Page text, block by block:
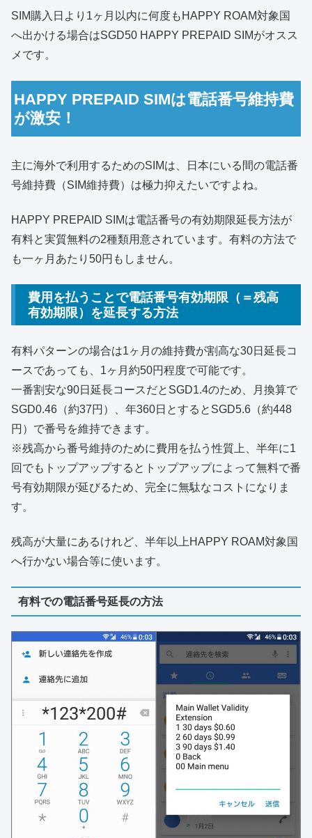
SIM購入日より1ヶ月以内に何度もHAPPY ROAM対象国
へ出かける場合はSGD50 HAPPY PREPAID SIMがオスス
メです。
HAPPY PREPAID SIMは電話番号維持費
が激安！
主に海外で利用するためのSIMは、日本にいる間の電話番
号維持費（SIM維持費）は極力抑えたいですよね。
HAPPY PREPAID SIMは電話番号の有効期限延長方法が
有料と実質無料の2種類用意されています。有料の方法で
も一ヶ月あたり50円もしません。
費用を払うことで電話番号有効期限（＝残高
有効期限）を延長する方法
有料パターンの場合は1ヶ月の維持費が割高な30日延長コ
ースであっても、1ヶ月約50円程度で可能です。
一番割安な90日延長コースだとSGD1.4のため、月換算で
SGD0.46（約37円）、年360日とするとSGD5.6（約448
円）で番号を維持できます。
※残高から番号維持のために費用を払う性質上、半年に1
回でもトップアップするとトップアップによって無料で番
号有効期限が延びるため、完全に無駄なコストになりま
す。
残高が大量にあるけれど、半年以上HAPPY ROAM対象国
へ行かない場合等に使います。
有料での電話番号延長の方法